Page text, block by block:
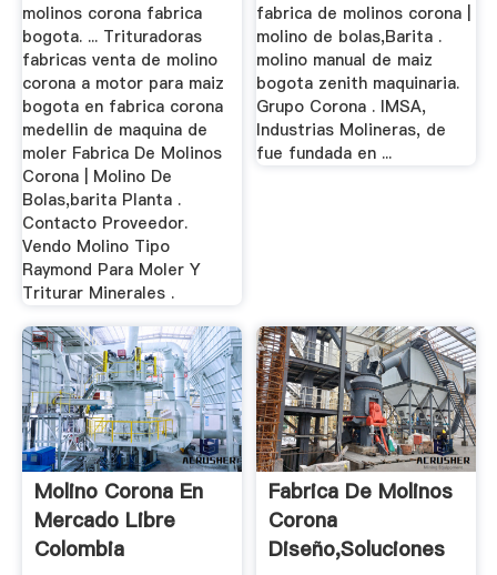
molinos corona fabrica
bogota. ... Trituradoras
fabricas venta de molino
corona a motor para maiz
bogota en fabrica corona
medellin de maquina de
moler Fabrica De Molinos
Corona | Molino De
Bolas,barita Planta .
Contacto Proveedor.
Vendo Molino Tipo
Raymond Para Moler Y
Triturar Minerales .
fabrica de molinos corona |
molino de bolas,Barita .
molino manual de maiz
bogota zenith maquinaria.
Grupo Corona . IMSA,
Industrias Molineras, de
fue fundada en ...
Molino Corona En
Mercado Libre
Colombia
Fabrica De Molinos
Corona
Diseño,Soluciones